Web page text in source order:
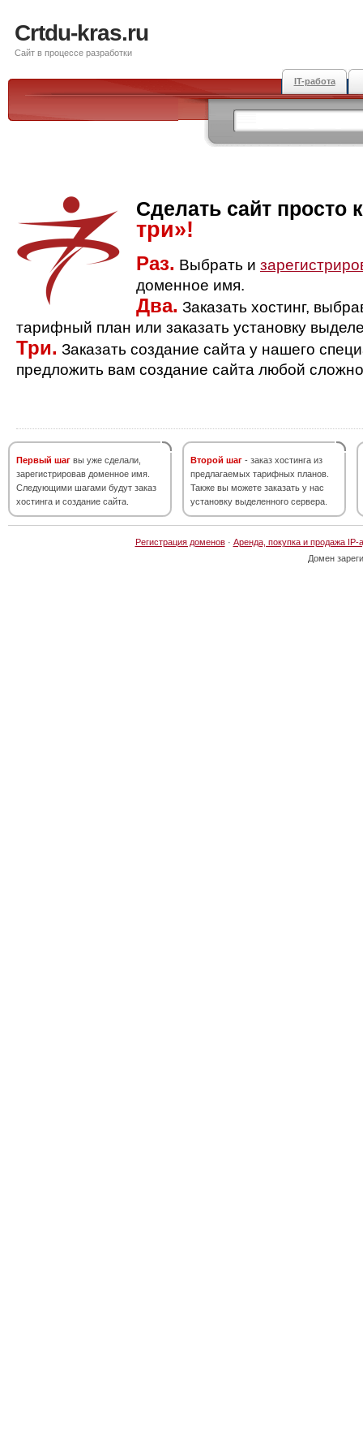
Crtdu-kras.ru
Сайт в процессе разработки
IT-работа
Сделать сайт просто
три»!
Раз. Выбрать и
доменное имя.
Два. Заказать хостинг,
тарифный план или заказать установку
Три. Заказать создание сайта у нашего
предложить вам создание сайта любой
Первый шаг вы уже сделали,
зарегистрировав доменное имя.
Следующими шагами будут заказ
хостинга и создание сайта.
Второй шаг - заказ хостинга из
предлагаемых тарифных планов.
Также вы можете заказать у нас
установку выделенного сервера.
Регистрация доменов· Аренда, покупка и продажа IP-
Домен